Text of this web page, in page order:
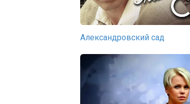
Александровский сад